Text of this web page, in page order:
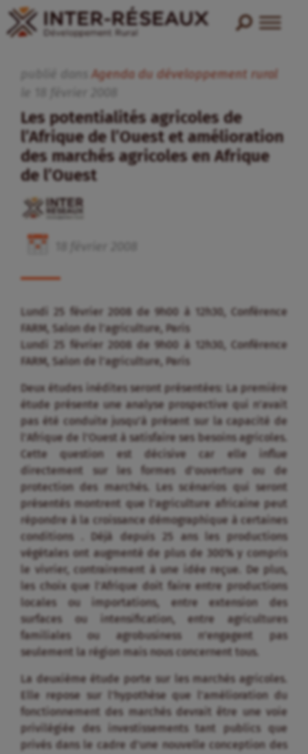
Agenda du développement rural
Les potentialités agricoles de
l’Afrique de l’Ouest et amélioration
des marchés agricoles en Afrique
de l’Ouest
Lundi 25 février 2008 de 9h00 à 12h30, Conférence
FARM, Salon de l’agriculture, Paris
Lundi 25 février 2008 de 9h00 à 12h30, Conférence
FARM, Salon de l’agriculture, Paris
Deux études inédites seront présentées: La première
étude présente une analyse prospective qui n’avait
pas été conduite jusqu’à présent sur la capacité de
l’Afrique de l’Ouest à satisfaire ses besoins agricoles.
Cette question est décisive car elle influe
directement sur les formes d’ouverture ou de
protection des marchés. Les scénarios qui seront
présentés montrent que l’agriculture africaine peut
répondre à la croissance démographique à certaines
conditions . Déjà depuis 25 ans les productions
végétales ont augmenté de plus de 300% y compris
le vivrier, contrairement à une idée reçue. De plus,
les choix que l’Afrique doit faire entre productions
locales ou importations, entre extension des
surfaces ou intensification, entre agricultures
familiales ou agrobusiness n’engagent pas
seulement la région mais nous concernent tous.
La deuxième étude porte sur les marchés agricoles.
Elle repose sur l’hypothèse que l’amélioration du
fonctionnement des marchés devrait être une voie
privilégiée des investissements tant publics que
privés dans le cadre d’une nouvelle conception des